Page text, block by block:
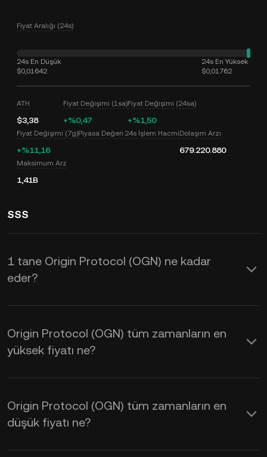
Fiyat Aralığı (24s)
24s En Düşük
$0,01642
24s En Yüksek
$0,01762
ATH
$3,38
Fiyat Değişimi (1sa)
+%0,47
Fiyat Değişimi (24sa)
+%1,50
Fiyat Değişimi (7g)
+%11,16
Piyasa Değeri 24s İşlem HacmiDolaşım Arzı
679.220.880
Maksimum Arz
1,41B
SSS
1 tane Origin Protocol (OGN) ne kadar
eder?
KuCoin, Origin Protocol (OGN) için
gerçek zamanlı güncellenen USD fiyatı
sağlar. Origin Protocol fiyatı; arz ve
kurlarını öğrenmek için KuCoin
Hesaplayıcıyı kullanabilirsiniz.
Origin Protocol (OGN) tüm zamanların en
yüksek fiyatı ne?
Origin Protocol (OGN) tüm zamanların en
düşük fiyatı ne?